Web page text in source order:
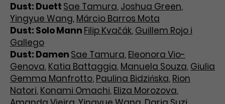
Dust: Duett Sae Tamura, Joshua Green,
Yingyue Wang, Márcio Barros Mota
Dust: Solo Mann Filip Kvačák, Guillem Rojo i
Gallego
Dust: Damen Sae Tamura, Eleonora Vio-
Genova, Katia Battaggia, Manuela Souza, Giulia
Gemma Manfrotto, Paulina Bidzińska, Rion
Natori, Konami Omachi, Eliza Morozova,